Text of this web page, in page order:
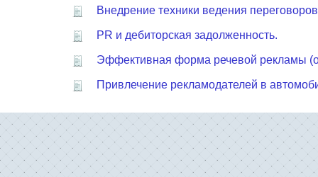
Внедрение техники ведения
PR и дебиторская задолженность.
Эффективная форма речевой рекламы
Привлечение рекламодателей в